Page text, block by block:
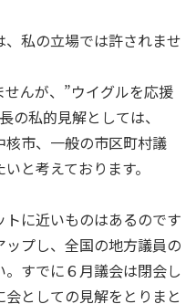
私の立場では許されませ
んが、”ウイグルを応援
の私的見解としては、
核市、一般の市区町村議
と考えております。
に近いものはあるのです
プし、全国の地方議員の
すでに６月議会は閉会し
としての見解をとりまと